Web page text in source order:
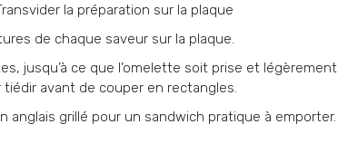
la préparation sur la plaque
de chaque saveur sur la plaque.
jusqu’à ce que l’omelette soit prise et légèrement
avant de couper en rectangles.
anglais grillé pour un sandwich pratique à emporter.